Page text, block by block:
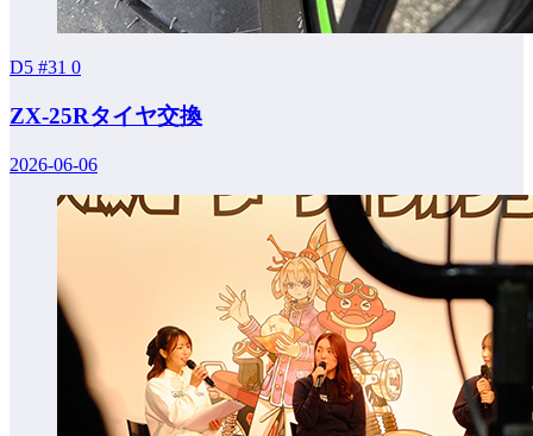
D5 #31 0
ZX-25Rタイヤ交換
2026-06-06